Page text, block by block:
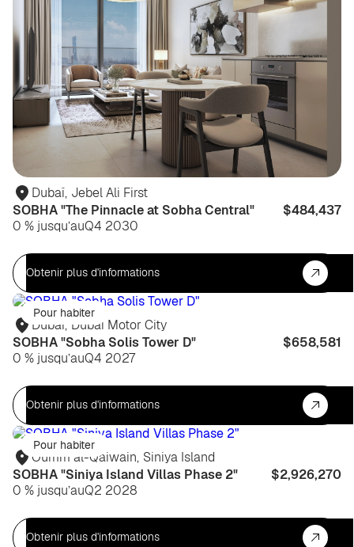
Dubaï, Jebel Ali First
SOBHA "The Pinnacle at Sobha Central"
$484,437
0 % jusqu’auQ4 2030
Obtenir plus d'informations
Pour habiter
Dubaï, Dubai Motor City
SOBHA "Sobha Solis Tower D"
$658,581
0 % jusqu’auQ4 2027
Obtenir plus d'informations
Pour habiter
Oumm al-Qaiwain, Siniya Island
SOBHA "Siniya Island Villas Phase 2"
$2,926,270
0 % jusqu’auQ2 2028
Obtenir plus d'informations